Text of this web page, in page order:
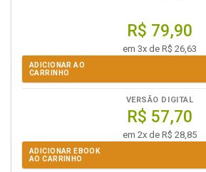
R$ 79,90
em 3x de R$ 26,63
ADICIONAR AO
CARRINHO
VERSÃO DIGITAL
R$ 57,70
em 2x de R$ 28,85
ADICIONAR EBOOK
AO CARRINHO